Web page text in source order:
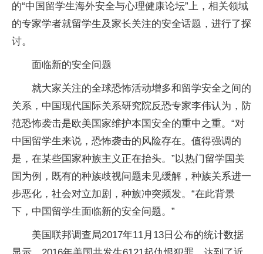
的“中国留学生海外安全与心理健康论坛”上，相关领域
的专家学者就留学生及家长关注的安全话题，进行了探
讨。
面临新的安全问题
就大家关注的全球恐怖活动增多和留学安全之间的
关系，中国现代国际关系研究院反恐专家李伟认为，防
范恐怖袭击是欧美国家维护本国安全的重中之重。“对
中国留学生来说，恐怖袭击的风险存在。值得强调的
是，在某些国家种族主义正在抬头。”以热门留学国美
国为例，既有的种族歧视问题未见缓解，种族关系进一
步恶化，社会对立加剧，种族冲突频发。“在此背景
下，中国留学生面临新的安全问题。”
美国联邦调查局2017年11月13日公布的统计数据